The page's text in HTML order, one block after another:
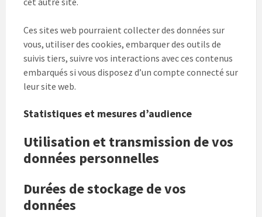
Ces sites web pourraient collecter des données sur
vous, utiliser des cookies, embarquer des outils de
suivis tiers, suivre vos interactions avec ces contenus
embarqués si vous disposez d’un compte connecté sur
leur site web.
Statistiques et mesures d’audience
Utilisation et transmission de vos
données personnelles
Durées de stockage de vos
données